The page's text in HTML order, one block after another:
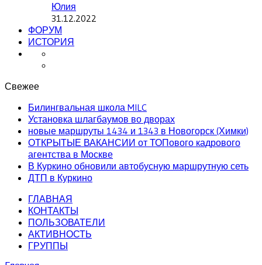
Юлия
31.12.2022
ФОРУМ
ИСТОРИЯ
Свежее
Билингвальная школа MILC
Установка шлагбаумов во дворах
новые маршруты 1434 и 1343 в Новогорск (Химки)
ОТКРЫТЫЕ ВАКАНСИИ от ТОПового кадрового
агентства в Москве
В Куркино обновили автобусную маршрутную сеть
ДТП в Куркино
ГЛАВНАЯ
КОНТАКТЫ
ПОЛЬЗОВАТЕЛИ
АКТИВНОСТЬ
ГРУППЫ